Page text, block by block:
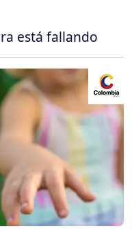
está fallando